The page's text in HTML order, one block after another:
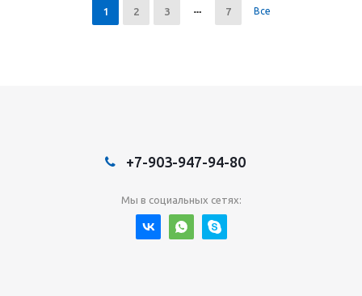
1 2 3 7 Все
+7-903-947-94-80
Мы в социальных сетях: